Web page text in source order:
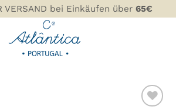
VERSAND bei Einkäufen über 65€